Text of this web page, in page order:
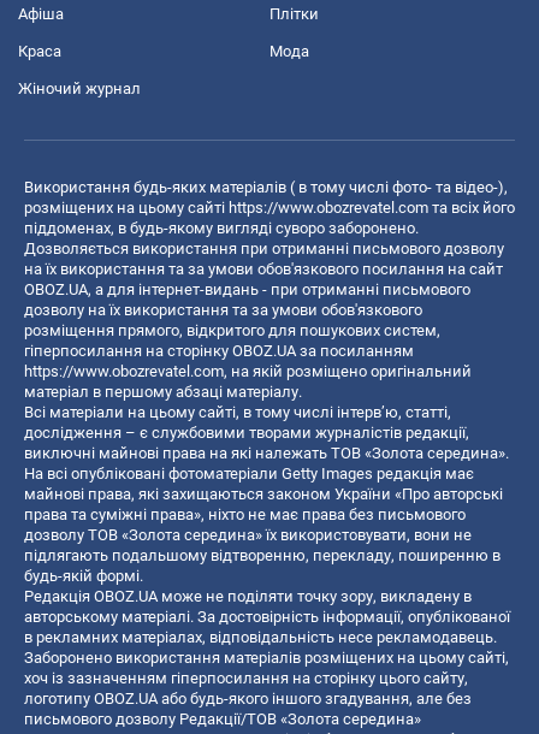
Афіша Плітки
Краса Мода
Жіночий журнал
Використання будь-яких матеріалів ( в тому числі фото- та відео-),
розміщених на цьому сайті https://www.obozrevatel.com та всіх його
піддоменах, в будь-якому вигляді суворо заборонено.
Дозволяється використання при отриманні письмового дозволу
на їх використання та за умови обов'язкового посилання на сайт
OBOZ.UA, а для інтернет-видань - при отриманні письмового
дозволу на їх використання та за умови обов'язкового
розміщення прямого, відкритого для пошукових систем,
гіперпосилання на сторінку OBOZ.UA за посиланням
https://www.obozrevatel.com, на якій розміщено оригінальний
матеріал в першому абзаці матеріалу.
Всі матеріали на цьому сайті, в тому числі інтерв’ю, статті,
дослідження – є службовими творами журналістів редакції,
виключні майнові права на які належать ТОВ «Золота середина».
На всі опубліковані фотоматеріали Getty Images редакція має
майнові права, які захищаються законом України «Про авторські
права та суміжні права», ніхто не має права без письмового
дозволу ТОВ «Золота середина» їх використовувати, вони не
підлягають подальшому відтворенню, перекладу, поширенню в
будь-якій формі.
Редакція OBOZ.UA може не поділяти точку зору, викладену в
авторському матеріалі. За достовірність інформації, опублікованої
в рекламних матеріалах, відповідальність несе рекламодавець.
Заборонено використання матеріалів розміщених на цьому сайті,
хоч із зазначенням гіперпосилання на сторінку цього сайту,
логотипу OBOZ.UA або будь-якого іншого згадування, але без
письмового дозволу Редакції/ТОВ «Золота середина»